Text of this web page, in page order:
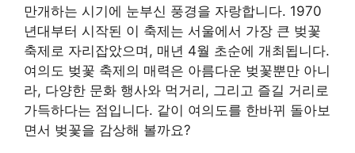
만개하는 시기에 눈부신 풍경을 자랑합니다. 1970
년대부터 시작된 이 축제는 서울에서 가장 큰 벚꽃
축제로 자리잡았으며, 매년 4월 초순에 개최됩니다.
여의도 벚꽃 축제의 매력은 아름다운 벚꽃뿐만 아니
라, 다양한 문화 행사와 먹거리, 그리고 즐길 거리로
가득하다는 점입니다. 같이 여의도를 한바뀌 돌아보
면서 벚꽃을 감상해 볼까요?